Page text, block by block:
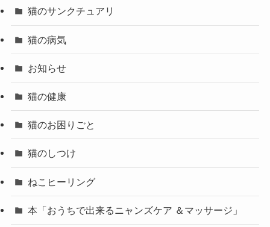
猫のサンクチュアリ
猫の病気
お知らせ
猫の健康
猫のお困りごと
猫のしつけ
ねこヒーリング
本「おうちで出来るニャンズケア ＆マッサージ」